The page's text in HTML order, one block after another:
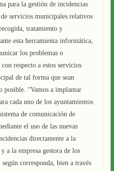
para la gestión de incidencias
servicios municipales relativos
tratamiento y
esta herramienta informática,
los problemas o
respecto a estos servicios
de tal forma que sean
posible. “Vamos a implantar
cada uno de los ayuntamientos
de comunicación de
el uso de las nuevas
directamente a la
a la empresa gestora de los
corresponda, bien a través